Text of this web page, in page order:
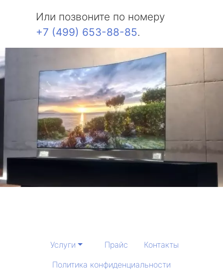
Или позвоните по номеру
+7 (499) 653-88-85.
Услуги Прайс
Контакты
Политика конфиденциальности